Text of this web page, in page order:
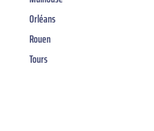
Orléans
Rouen
Tours